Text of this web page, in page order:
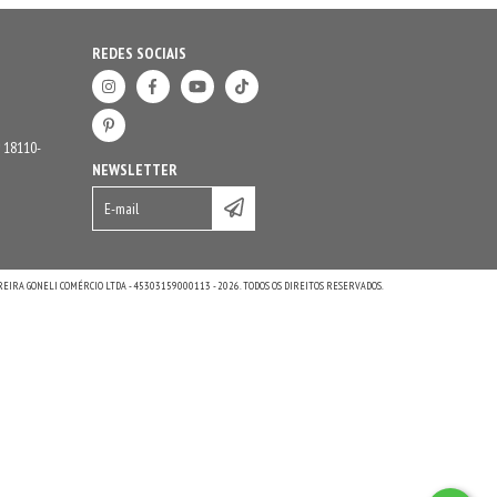
18110-
REDES SOCIAIS
NEWSLETTER
GONELI COMÉRCIO LTDA - 45303159000113 - 2026. TODOS OS DIREITOS RESERVADOS.